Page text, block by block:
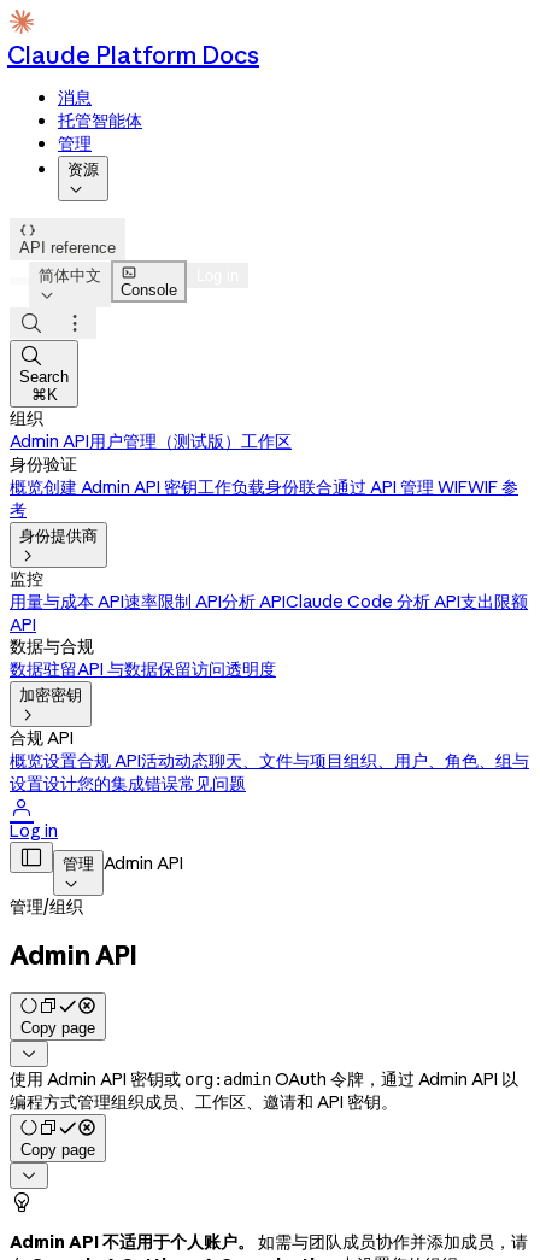
Claude Platform Docs
消息
托管智能体
管理
资源


API reference
简体中文


Console



Search
⌘K
组织
Admin API用户管理（测试版） 工作区
身份验证
概览创建 Admin API 密钥工作负载身份联合通过 API 管理 WIFWIF 参
考
身份提供商

监控
用量与成本 API速率限制 API分析 APIClaude Code 分析 API支出限额
API
数据与合规
数据驻留API 与数据保留访问透明度
加密密钥

合规 API
概览设置合规 API活动动态聊天、文件与项目组织、用户、角色、组与
设置设计您的集成错误常见问题

Log in
 管理

Admin API
管理/组织
Admin API
Copy page

使用 Admin API 密钥或 org:adminOAuth 令牌，通过 Admin API 以
编程方式管理组织成员、工作区、邀请和 API 密钥。
Copy page


Admin API 不适用于个人账户。
如需与团队成员协作并添加成员，请